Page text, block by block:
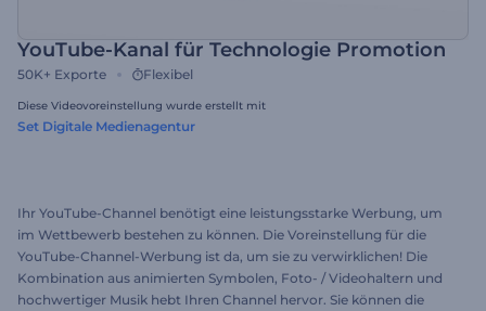
YouTube-Kanal für Technologie Promotion
50K+ Exporte Flexibel
Diese Videovoreinstellung wurde erstellt mit
Set Digitale Medienagentur
Ihr YouTube-Channel benötigt eine leistungsstarke Werbung, um
im Wettbewerb bestehen zu können. Die Voreinstellung für die
YouTube-Channel-Werbung ist da, um sie zu verwirklichen! Die
Kombination aus animierten Symbolen, Foto- / Videohaltern und
hochwertiger Musik hebt Ihren Channel hervor. Sie können die